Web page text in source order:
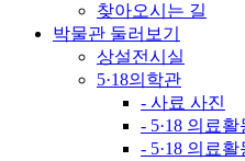
찾아오시는 길
박물관 둘러보기
상설전시실
5·18의학관
- 사료 사진
- 5·18 의료활
- 5·18 의료